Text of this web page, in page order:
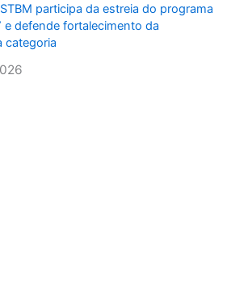
participa da estreia do programa
e defende fortalecimento da
categoria